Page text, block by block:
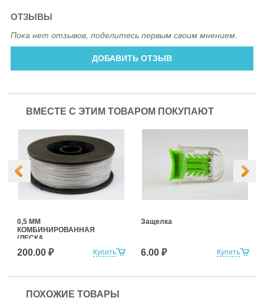
ОТЗЫВЫ
Пока нет отзывов, поделитесь первым своим мнением.
ДОБАВИТЬ ОТЗЫВ
ВМЕСТЕ С ЭТИМ ТОВАРОМ ПОКУПАЮТ
Купить
0,5 ММ
КОМБИНИРОВАННАЯ
(ЛЕСКА
СТАЛЬ) 100 м
200.00 ₽ Купить
Защелка
6.00 ₽
ПОХОЖИЕ ТОВАРЫ